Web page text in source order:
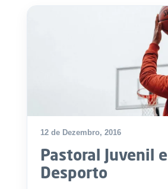
12 de Dezembro, 2016
Pastoral Juvenil e
Desporto